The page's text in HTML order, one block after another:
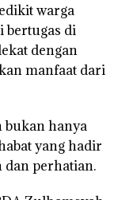
warga
bertugas di
dengan
manfaat dari
bukan hanya
yang hadir
dan perhatian.